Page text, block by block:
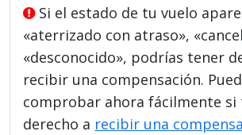
Si el estado de tu vuelo
«aterrizado con atraso»,
«desconocido», podrías tener
recibir una compensación.
comprobar ahora fácilmente si
derecho a recibir una